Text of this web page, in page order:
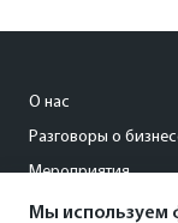
О нас
Разговоры о
Мероприятия
Мы используем